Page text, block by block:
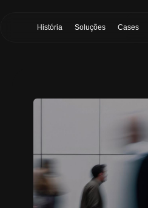
História Soluções Cases